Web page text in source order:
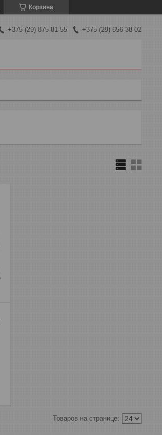
Корзина
+375 (29) 875-81-55 +375 (29) 656-38-02